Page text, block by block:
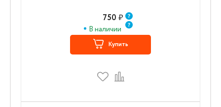
750 ₽
В наличии
Купить